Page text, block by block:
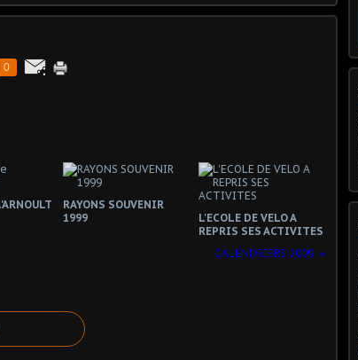
0
RAYONS SOUVENIR
1999
L'ECOLE DE VELO A
REPRIS SES ACTIVITES
CALENDRIERS 2009